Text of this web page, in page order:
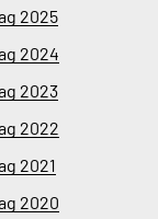
2025
2024
2023
2022
2021
2020